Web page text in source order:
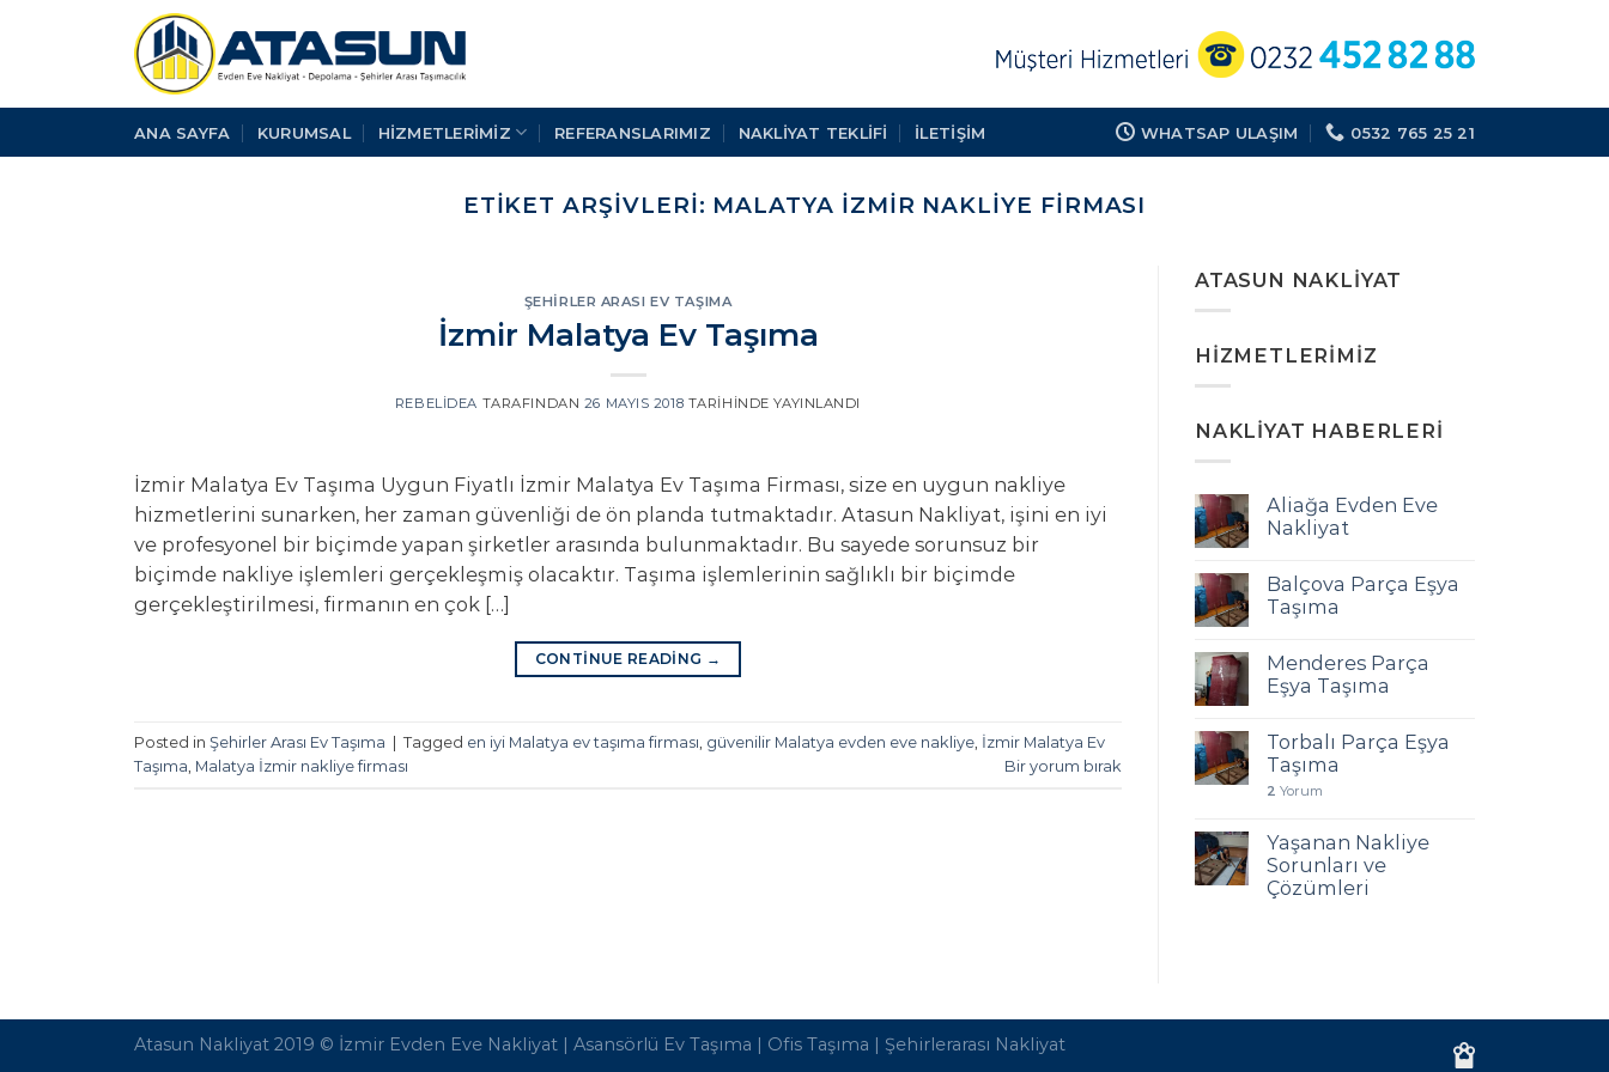
ANA SAYFA KURUMSAL HİZMETLERİMİZ REFERANSLARIMIZ NAKLIYAT TEKLIFI İLETİŞİM WHATSAP ULAŞIM 0532 765 25 21
ETIKET ARŞIVLERI: MALATYA İZMIR NAKLIYE FIRMASI
ŞEHIRLER ARASI EV TAŞIMA
İzmir Malatya Ev Taşıma
REBELIDEA TARAFINDAN 26 MAYIS 2018 TARIHINDE YAYINLANDI
İzmir Malatya Ev Taşıma Uygun Fiyatlı İzmir Malatya Ev Taşıma Firması, size en uygun nakliye
hizmetlerini sunarken, her zaman güvenliği de ön planda tutmaktadır. Atasun Nakliyat, işini en iyi
ve profesyonel bir biçimde yapan şirketler arasında bulunmaktadır. Bu sayede sorunsuz bir
biçimde nakliye işlemleri gerçekleşmiş olacaktır. Taşıma işlemlerinin sağlıklı bir biçimde
gerçekleştirilmesi, firmanın en çok […]
CONTINUE READING →
Posted in Şehirler Arası Ev Taşıma | Tagged en iyi Malatya ev taşıma firması, güvenilir Malatya evden eve nakliye, İzmir Malatya Ev
Taşıma, Malatya İzmir nakliye firması Bir yorum bırak
ATASUN NAKLIYAT
HIZMETLERIMIZ
NAKLIYAT HABERLERI
Aliağa Evden Eve
Nakliyat
Balçova Parça Eşya
Taşıma
Menderes Parça
Eşya Taşıma
Torbalı Parça Eşya
Taşıma
2 Yorum
Yaşanan Nakliye
Sorunları ve
Çözümleri
Atasun Nakliyat 2019 © İzmir Evden Eve Nakliyat | Asansörlü Ev Taşıma | Ofis Taşıma | Şehirlerarası Nakliyat